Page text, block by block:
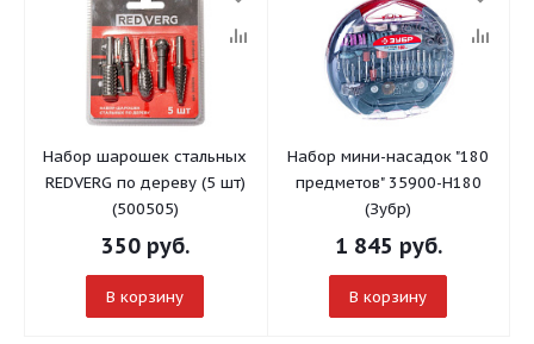
Набор шарошек стальных
REDVERG по дереву (5 шт)
(500505)
350руб.
В корзину
Набор мини-насадок "180
предметов" 35900-H180
(Зубр)
1 845 руб.
В корзину